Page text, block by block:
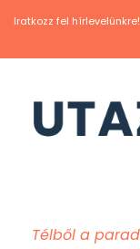
Iratkozz fel
Télből a